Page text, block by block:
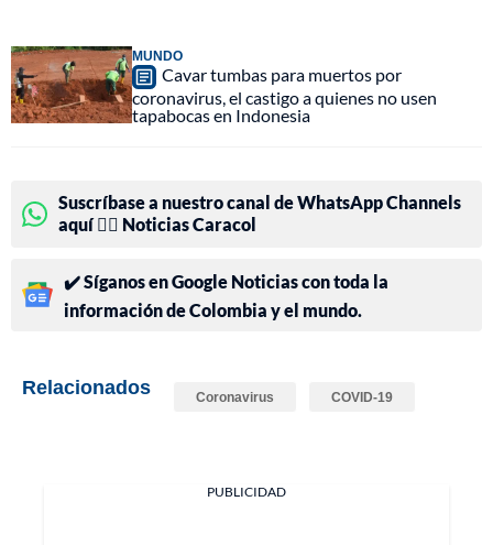
MUNDO
Cavar tumbas para muertos por
coronavirus, el castigo a quienes no usen
tapabocas en Indonesia
Suscríbase a nuestro canal de WhatsApp Channels
aquí 👉🏻 Noticias Caracol
✔️ Síganos en Google Noticias con toda la
información de Colombia y el mundo.
Relacionados Coronavirus COVID-19
PUBLICIDAD